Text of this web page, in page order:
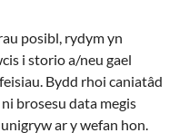
posibl, rydym yn
i storio a/neu gael
Bydd rhoi caniatâd
brosesu data megis
ar y wefan hon.
Cymru